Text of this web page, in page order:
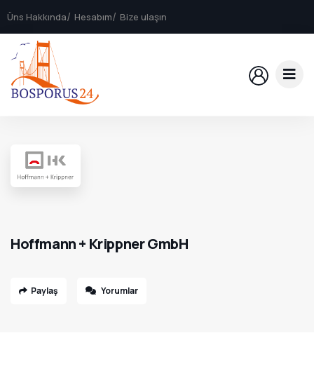
Üns Hakkında Hesabım Bize ulaşın
Hoffmann + Krippner GmbH
Paylaş Yorumlar